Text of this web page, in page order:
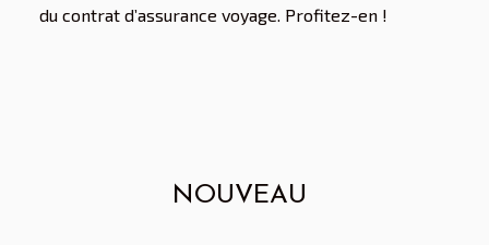
du contrat d’assurance voyage. Profitez-en !
NOUVEAU